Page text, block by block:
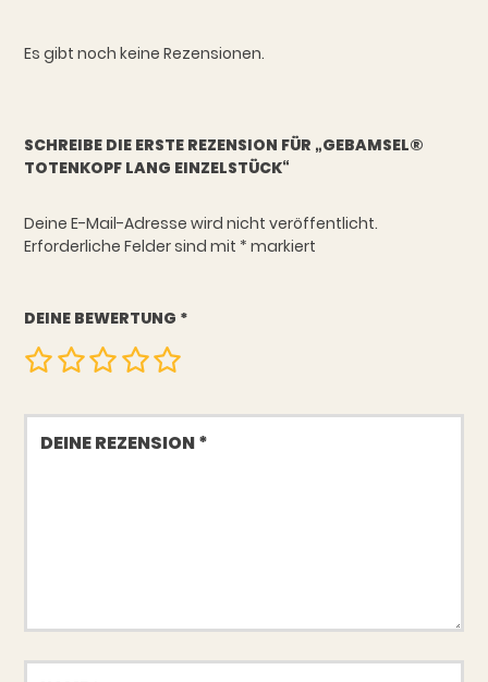
Es gibt noch keine Rezensionen.
SCHREIBE DIE ERSTE REZENSION FÜR „GEBAMSEL®
TOTENKOPF LANG EINZELSTÜCK“
Deine E-Mail-Adresse wird nicht veröffentlicht.
Erforderliche Felder sind mit * markiert
DEINE BEWERTUNG *
Deine
Rezension
Name